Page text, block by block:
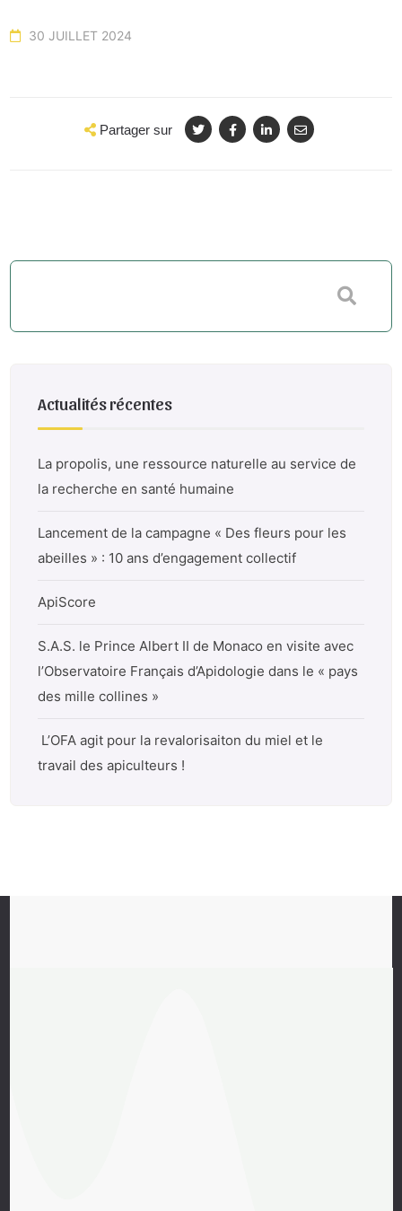
30 JUILLET 2024
Partager sur
Actualités récentes
La propolis, une ressource naturelle au service de
la recherche en santé humaine
Lancement de la campagne « Des fleurs pour les
abeilles » : 10 ans d’engagement collectif
ApiScore
S.A.S. le Prince Albert II de Monaco en visite avec
l’Observatoire Français d’Apidologie dans le « pays
des mille collines »
L’OFA agit pour la revalorisaiton du miel et le
travail des apiculteurs !